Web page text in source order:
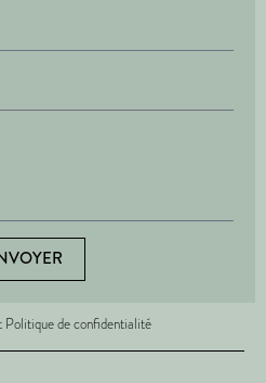
Politique de confidentialité